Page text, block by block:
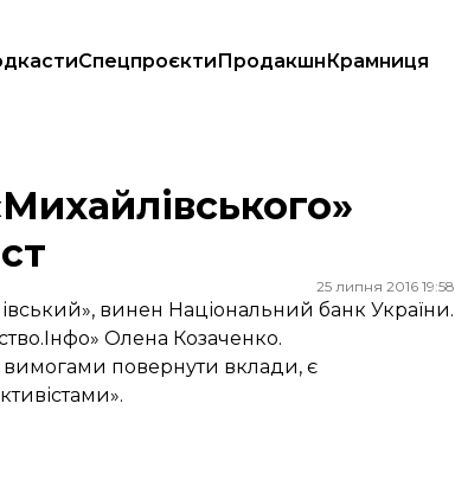
СпецпроєктиПродакшнКрамниця
25 липня 2016 19:58
винен Національний банк України.
Олена Козаченко.
вимогами повернути вклади, є